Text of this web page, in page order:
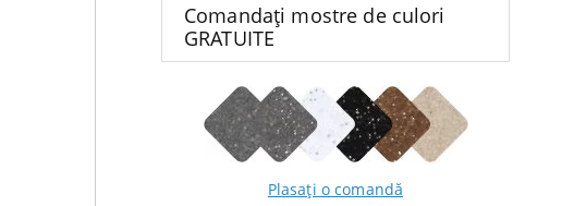
Comandați mostre de culori
GRATUITE
Plasați o comandă